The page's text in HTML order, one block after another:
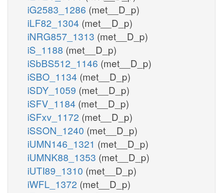
iG2583_1286 (met__D_p)
iLF82_1304 (met__D_p)
iNRG857_1313 (met__D_p)
iS_1188 (met__D_p)
iSbBS512_1146 (met__D_p)
iSBO_1134 (met__D_p)
iSDY_1059 (met__D_p)
iSFV_1184 (met__D_p)
iSFxv_1172 (met__D_p)
iSSON_1240 (met__D_p)
iUMN146_1321 (met__D_p)
iUMNK88_1353 (met__D_p)
iUTI89_1310 (met__D_p)
iWFL_1372 (met__D_p)